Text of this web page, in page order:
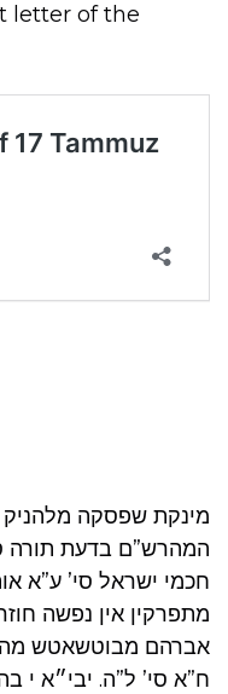
letter of the
מינקת שפסקה מלהניק
המהרש”ם בדעת תורה
חכמי ישראל סי’ ע”א
מתפרקין אין נפשה
אברהם מבוטשאטש
ח”א סי’ ל”ה. יבי״א י